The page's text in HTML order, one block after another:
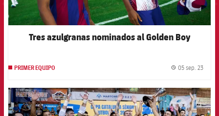
Tres azulgranas nominados al Golden Boy
PRIMER EQUIPO 05 sep. 23
FCB Barcelona badge